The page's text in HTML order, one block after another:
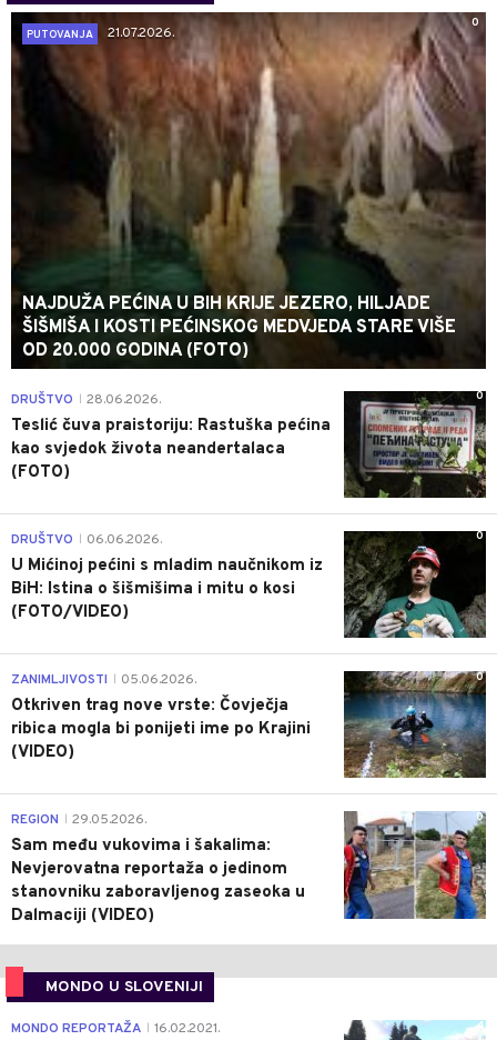
0
PUTOVANJA
21.07.2026.
NAJDUŽA PEĆINA U BIH KRIJE JEZERO, HILJADE
ŠIŠMIŠA I KOSTI PEĆINSKOG MEDVJEDA STARE VIŠE
OD 20.000 GODINA (FOTO)
0
DRUŠTVO 28.06.2026.
Teslić čuva praistoriju: Rastuška pećina
kao svjedok života neandertalaca
(FOTO)
0
DRUŠTVO 06.06.2026.
U Mićinoj pećini s mladim naučnikom iz
BiH: Istina o šišmišima i mitu o kosi
(FOTO/VIDEO)
0
ZANIMLJIVOSTI 05.06.2026.
Otkriven trag nove vrste: Čovječja
ribica mogla bi ponijeti ime po Krajini
(VIDEO)
0
REGION 29.05.2026.
Sam među vukovima i šakalima:
Nevjerovatna reportaža o jedinom
stanovniku zaboravljenog zaseoka u
Dalmaciji (VIDEO)
MONDO U SLOVENIJI
4
MONDO REPORTAŽA 16.02.2021.